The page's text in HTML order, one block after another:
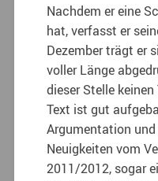
Nachdem er eine
hat, verfasst er
Dezember trägt er
voller Länge
dieser Stelle
Text ist gut
Argumentation
Neuigkeiten vom
2011/2012, sogar